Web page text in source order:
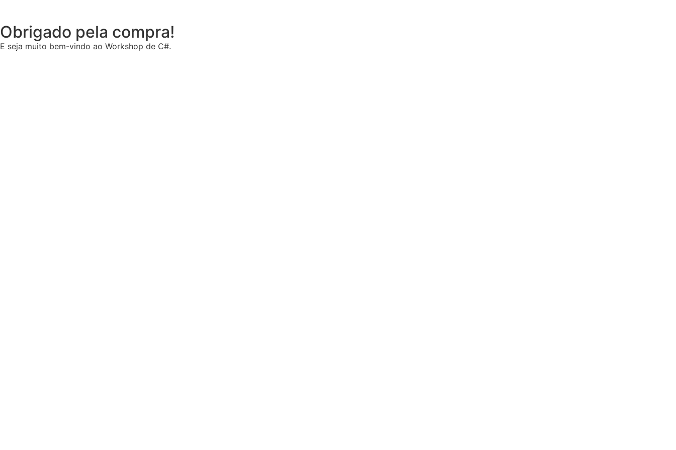
Obrigado pela compra!
E seja muito bem-vindo ao Workshop de C#.